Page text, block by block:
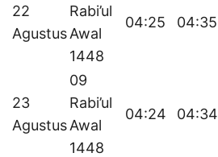
22
Agustus
Rabi’ul
Awal
1448
04:25 04:35
23
Agustus
09
Rabi’ul
Awal
1448
04:24 04:34